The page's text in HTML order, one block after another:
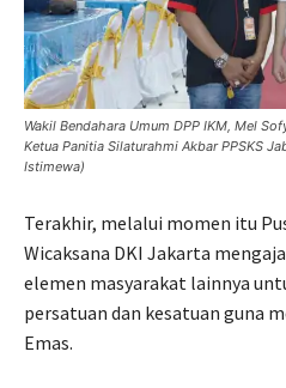
Wakil Bendahara Umum DPP IKM, Mel
Ketua Panitia Silaturahmi Akbar PPSKS
Istimewa)
Terakhir, melalui momen itu
Wicaksana DKI Jakarta
elemen masyarakat lainnya
persatuan dan kesatuan guna
Emas.